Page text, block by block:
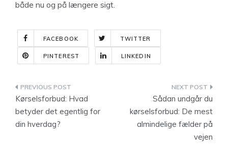
både nu og på længere sigt.
FACEBOOK TWITTER
PINTEREST LINKEDIN
Indlægsnavigation
Kørselsforbud: Hvad
betyder det egentlig for
din hverdag?
Sådan undgår du
kørselsforbud: De mest
almindelige fælder på
vejen